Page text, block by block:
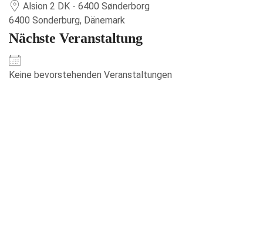
Alsion 2 DK - 6400 Sønderborg
6400 Sonderburg, Dänemark
Nächste Veranstaltung
Keine bevorstehenden Veranstaltungen